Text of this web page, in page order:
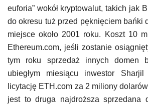
euforia” wokół kryptowalut, takich jak
do okresu tuż przed pęknięciem bańki
miejsce około 2001 roku. Koszt 10
Ethereum.com, jeśli zostanie
tym roku sprzedaż innych domen
ubiegłym miesiącu inwestor Sharjil
licytację ETH.com za 2 miliony
jest to druga najdroższa sprzedana